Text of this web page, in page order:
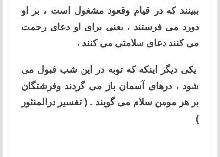
ببینند که در قیام وقعود مشغول است ، بر او
دورد می فرستند ، یعنی برای او دعای رحمت
می کنند دعای سلامتی می کنند ،
یکی دیگر اینکه که توبه در این شب قبول می
شود ، درهای آسمان باز می گردند وفرشتگان
بر هر مومن سلام می گویند . ( تفسیر درالمنثور
)